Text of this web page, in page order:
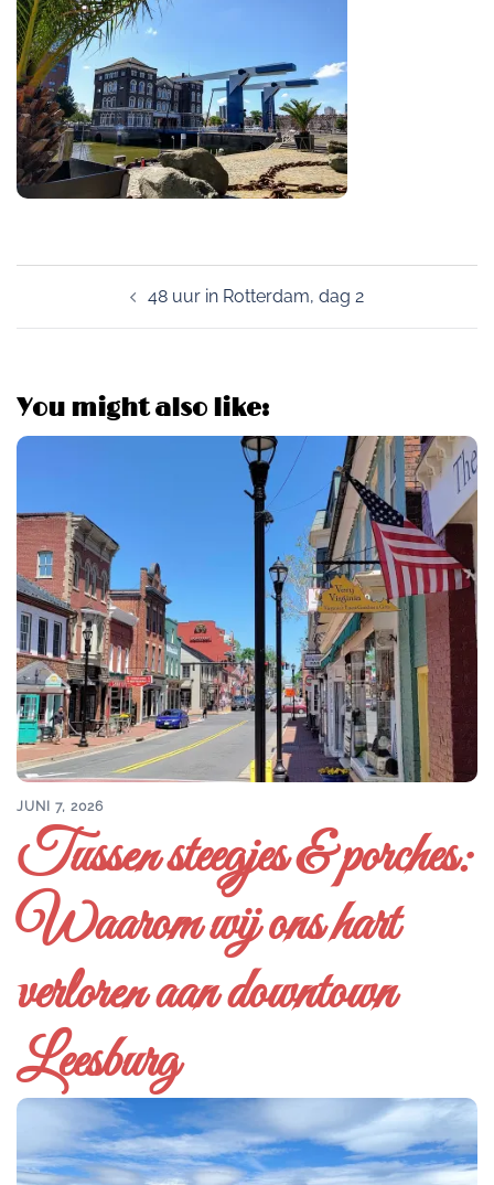
navigation
48 uur in Rotterdam, dag 2
You might also like:
JUNI 7, 2026
Tussen steegjes & porches:
Waarom wij ons hart
verloren aan downtown
Leesburg